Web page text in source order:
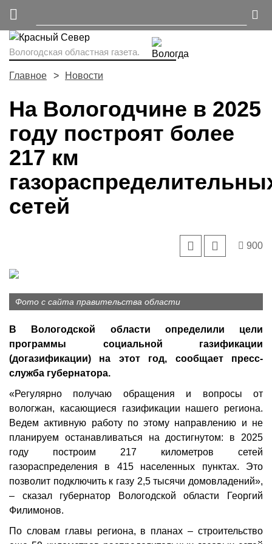
Вологодская областная газета.
Главное Новости
На Вологодчине в 2025
году построят более
217 км
сетей
900
Фото с сайта правительства области
В Вологодской области определили цели
программы социальной газификации
(догазификации) на этот год, сообщает пресс-
служба губернатора.
«Регулярно получаю обращения и вопросы от
вологжан, касающиеся газификации нашего региона.
Ведем активную работу по этому направлению и не
планируем останавливаться на достигнутом: в 2025
году построим 217 километров сетей
газораспределения в 415 населенных пунктах. Это
позволит подключить к газу 2,5 тысячи домовладений»,
– сказал губернатор Вологодской области Георгий
Филимонов.
По словам главы региона, в планах – строительство